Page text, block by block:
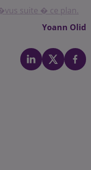
suite � ce plan.
Yoann Olid